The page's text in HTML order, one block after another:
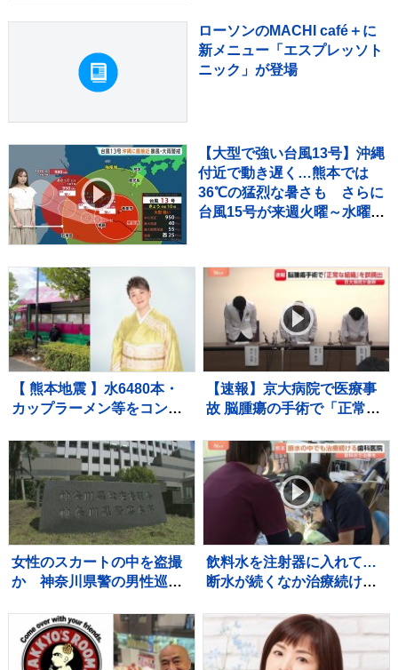
ローソンのMACHI café＋に
新メニュー「エスプレッソト
ニック」が登場
【大型で強い台風13号】沖縄
付近で動き遅く…熊本では
36℃の猛烈な暑さも さらに
台風15号が来週火曜～水曜ご
【 熊本地震 】水6480本・
カップラーメン等をコンサ
ちをお届け」 顔付きトラ
ックにためらいも〝自分の
ことを言ってる場合ではな
い〟
【速報】京大病院で医療事
故 脳腫瘍の手術で「正常な
性患者は自発呼吸できず
女性のスカートの中を盗撮
か 神奈川県警の男性巡査
「約2、3年前から盗撮」容
疑認める 男性は依願退職
飲料水を注射器に入れて…
断水が続くなか治療続ける
けない状況が続くと「誤嚥
性肺炎」リスク高まり、最
悪死亡のケースも【熊本地